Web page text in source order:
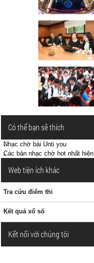
Có thể bạn sẽ thích
Nhạc chờ bài Unti you
Các bản nhạc chờ hot nhất
Web tiện ích khác
Tra cứu điểm thi
Kết quả xổ số
Kết nối với chúng tôi